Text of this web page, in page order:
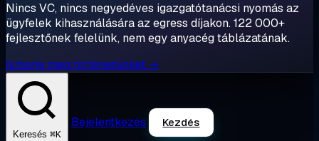
Nincs VC, nincs negyedéves igazgatótanácsi nyomás az
ügyfelek kihasználására az egress díjakon. 122 000+
fejlesztőnek felelünk, nem egy anyacég táblázatának.
Ismerje meg történetünket →
Keresés ⌘K
Bejelentkezés Kezdés